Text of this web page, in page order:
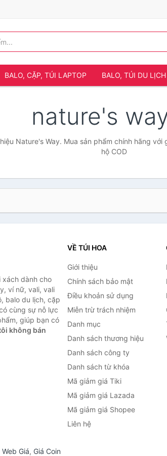
BALO, CẶP, TÚI LAPTOP BALO, TÚI DU
nature's
Nature's Way. Mua sản phẩm chính hãng
hộ COD
xách dành cho
ví nữ, vali, vali
balo du lịch, cặp
cùng sự nỗ lực
giúp bạn có
không bán
VỀ TÚI HOA
Giới thiệu
Chính sách bảo mật
Điều khoản sử dụng
Miễn trừ trách nhiệm
Danh mục
Danh sách thương hiệu
Danh sách công ty
Danh sách từ khóa
Mã giảm giá Tiki
Mã giảm giá Lazada
Mã giảm giá Shopee
Liên hệ
Web Giá, Giá Coin